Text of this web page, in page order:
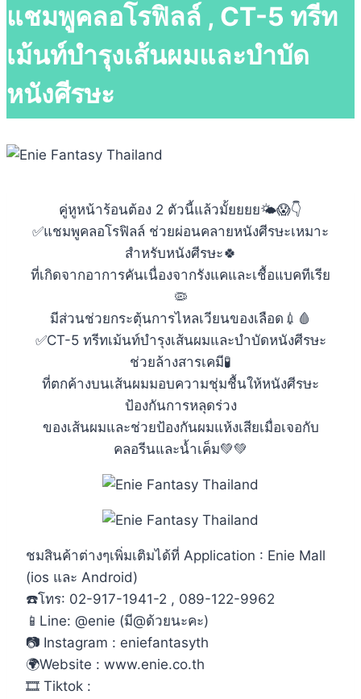
แชมพูคลอโรฟิลล์ , CT-5 ทรีท
เม้นท์บำรุงเส้นผมและบำบัด
หนังศีรษะ
คู่หูหน้าร้อนต้อง 2 ตัวนี้แล้วมั้ยยยย🌤😱👇
✅แชมพูคลอโรฟิลล์ ช่วยผ่อนคลายหนังศีรษะเหมาะ
สำหรับหนังศีรษะ🍀
ที่เกิดจากอาการคันเนื่องจากรังแคและเชื้อแบคทีเรีย
🦠
มีส่วนช่วยกระตุ้นการไหลเวียนของเลือด💉🩸
✅CT-5 ทรีทเม้นท์บำรุงเส้นผมและบำบัดหนังศีรษะ
ช่วยล้างสารเคมี🧪
ที่ตกค้างบนเส้นผมมอบความชุ่มชื้นให้หนังศีรษะ
ป้องกันการหลุดร่วง
ของเส้นผมและช่วยป้องกันผมแห้งเสียเมื่อเจอกับ
คลอรีนและน้ำเค็ม💚💚
ชมสินค้าต่างๆเพิ่มเติมได้ที่ Application : Enie Mall
(ios และ Android)
☎️โทร: 02-917-1941-2 , 089-122-9962
📱Line: @enie (มี@ด้วยนะคะ)
📷 Instagram : eniefantasyth
🌍Website : www.enie.co.th
🎞 Tiktok :